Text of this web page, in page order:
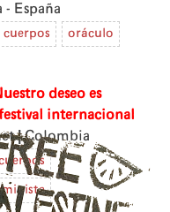
- España
cuerpos oráculo
deseo es
internacional
| Colombia